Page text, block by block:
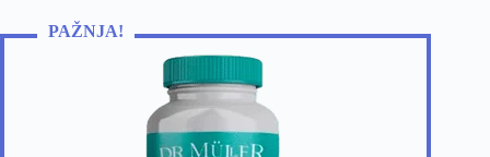
PAŽNJA!